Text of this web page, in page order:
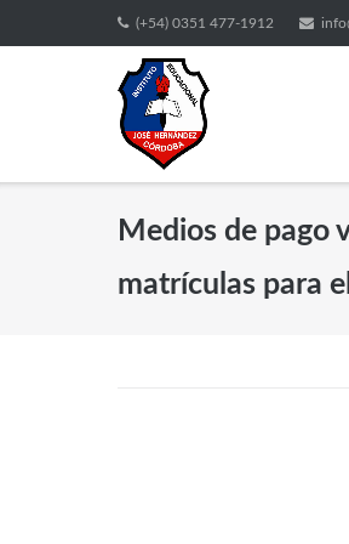
(+54) 0351 477-1912
Medios de pago
matrículas para